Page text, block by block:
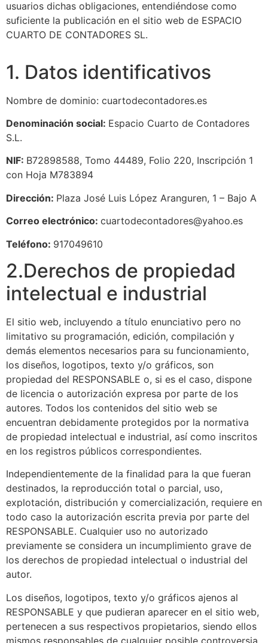
usuarios dichas obligaciones, entendiéndose como
suficiente la publicación en el sitio web de ESPACIO
CUARTO DE CONTADORES SL.
1. Datos identificativos
Nombre de dominio: cuartodecontadores.es
Denominación social: Espacio Cuarto de Contadores
S.L.
NIF: B72898588, Tomo 44489, Folio 220, Inscripción 1
con Hoja M783894
Dirección: Plaza José Luis López Aranguren, 1 – Bajo A
Correo electrónico: cuartodecontadores@yahoo.es
Teléfono: 917049610
2.Derechos de propiedad
intelectual e industrial
El sitio web, incluyendo a título enunciativo pero no
limitativo su programación, edición, compilación y
demás elementos necesarios para su funcionamiento,
los diseños, logotipos, texto y/o gráficos, son
propiedad del RESPONSABLE o, si es el caso, dispone
de licencia o autorización expresa por parte de los
autores. Todos los contenidos del sitio web se
encuentran debidamente protegidos por la normativa
de propiedad intelectual e industrial, así como inscritos
en los registros públicos correspondientes.
Independientemente de la finalidad para la que fueran
destinados, la reproducción total o parcial, uso,
explotación, distribución y comercialización, requiere en
todo caso la autorización escrita previa por parte del
RESPONSABLE. Cualquier uso no autorizado
previamente se considera un incumplimiento grave de
los derechos de propiedad intelectual o industrial del
autor.
Los diseños, logotipos, texto y/o gráficos ajenos al
RESPONSABLE y que pudieran aparecer en el sitio web,
pertenecen a sus respectivos propietarios, siendo ellos
mismos responsables de cualquier posible controversia